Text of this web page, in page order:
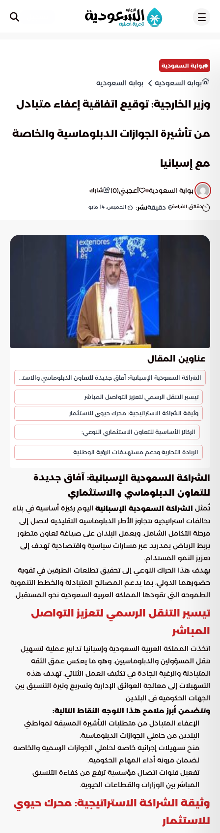
بوابة السعودية
بوابة السعودية بوابة السعودية
وزير الخارجية: توقيع اتفاقية إعفاء متبادل
من تأشيرة الجوازات الدبلوماسية والخاصة
مع إسبانيا
بوابة السعودية أعجبني(
0
) شارك
دقائق القراءة6 دقيقةنشر: الخميس, 14 مايو
عناوين المقال
الشراكة السعودية الإسبانية: آفاق جديدة للتعاون الدبلوماسي والاستثماري
تيسير التنقل الرسمي لتعزيز التواصل المباشر
وثيقة الشراكة الاستراتيجية: محرك حيوي للاستثمار
الركائز الأساسية للتعاون الاستثماري النوعي:
الريادة التجارية ودعم مستهدفات الرؤية الوطنية
الشراكة السعودية الإسبانية: آفاق جديدة
للتعاون الدبلوماسي والاستثماري
تُمثل الشراكة السعودية الإسبانية اليوم ركيزة أساسية في بناء
تحالفات استراتيجية تتجاوز الأطر الدبلوماسية التقليدية لتصل إلى
مرحلة التكامل الشامل. ويعمل البلدان على صياغة تعاون متطور
يربط الرياض بمدريد عبر مسارات سياسية واقتصادية تهدف إلى
تعزيز النمو المستدام.
يهدف هذا الحراك النوعي إلى تحقيق تطلعات الطرفين في تقوية
حضورهما الدولي، بما يدعم المصالح المتبادلة والخطط التنموية
الطموحة التي تقودها المملكة العربية السعودية نحو المستقبل.
تيسير التنقل الرسمي لتعزيز التواصل
المباشر
اتخذت المملكة العربية السعودية وإسبانيا تدابير عملية لتسهيل
تنقل المسؤولين والدبلوماسيين، وهو ما يعكس عمق الثقة
المتبادلة والرغبة الجادة في تكثيف العمل الثنائي. تهدف هذه
التسهيلات إلى معالجة العوائق الإدارية وتسريع وتيرة التنسيق بين
الجهات الحكومية في البلدين.
وتتضمن أبرز ملامح هذا التوجه النقاط التالية:
الإعفاء المتبادل من متطلبات التأشيرة المسبقة لمواطني
البلدين من حاملي الجوازات الدبلوماسية.
منح تسهيلات إجرائية خاصة لحاملي الجوازات الرسمية والخاصة
لضمان مرونة أداء المهام الحكومية.
تفعيل قنوات اتصال مؤسسية ترفع من كفاءة التنسيق
المباشر بين الوزارات والقطاعات الحيوية.
وثيقة الشراكة الاستراتيجية: محرك حيوي
للاستثمار